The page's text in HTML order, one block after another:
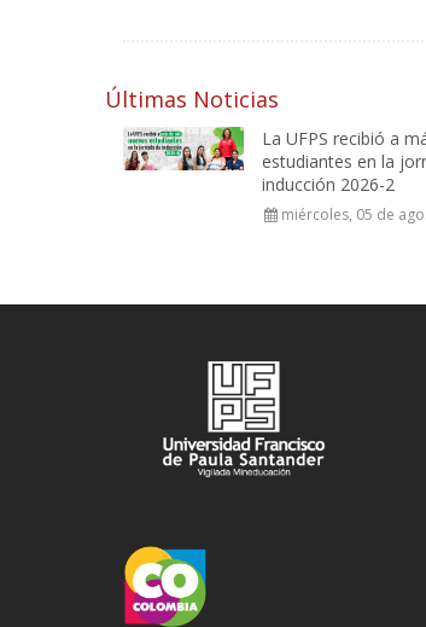
Últimas Noticias
La UFPS recibió a
estudiantes en la
inducción 2026-2
miércoles, 05 de